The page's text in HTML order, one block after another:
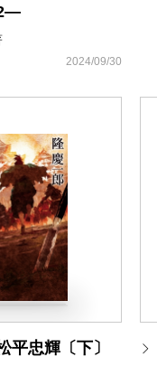
2024/09/30
平忠輝〔下〕